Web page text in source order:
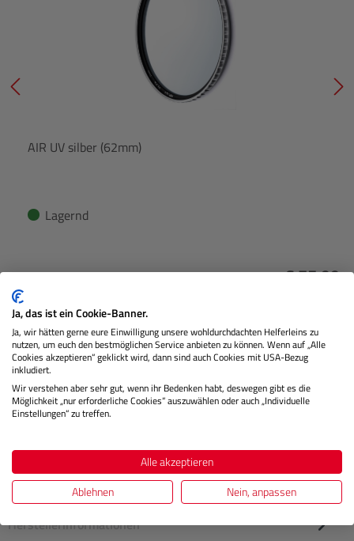
AIR UV silber (62mm)
Lagernd
Preis € 75,99
IN DEN WARENKORB
Beschreibung
Nutzen Sie natürliches Licht, um Ihre kreativen Visionen
umzusetzen – das NIKKOR Z 35mm f/1.4 ist das
Festbrennweitenobjekti…
Herstellerinformationen
Ja, das ist ein Cookie-Banner.
Ja, wir hätten gerne eure Einwilligung unsere wohldurchdachten Helferleins zu
nutzen, um euch den bestmöglichen Service anbieten zu können. Wenn auf „Alle
Cookies akzeptieren“ geklickt wird, dann sind auch Cookies mit USA-Bezug
inkludiert.
Wir verstehen aber sehr gut, wenn ihr Bedenken habt, deswegen gibt es die
Möglichkeit „nur erforderliche Cookies“ auszuwählen oder auch „Individuelle
Einstellungen“ zu treffen.
Alle akzeptieren
Ablehnen
Nein, anpassen